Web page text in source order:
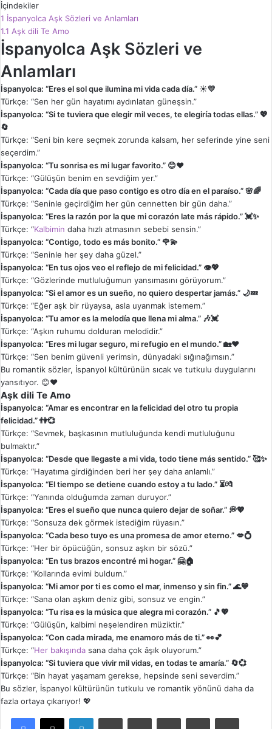
İçindekiler
1 İspanyolca Aşk Sözleri ve Anlamları
1.1 Aşk dili Te Amo
İspanyolca Aşk Sözleri ve
Anlamları
İspanyolca: “Eres el sol que ilumina mi vida cada día.” ☀️💛
Türkçe: “Sen her gün hayatımı aydınlatan güneşsin.”
İspanyolca: “Si te tuviera que elegir mil veces, te elegiría todas ellas.” 💖
🔄
Türkçe: “Seni bin kere seçmek zorunda kalsam, her seferinde yine seni
seçerdim.”
İspanyolca: “Tu sonrisa es mi lugar favorito.” 😊❤️
Türkçe: “Gülüşün benim en sevdiğim yer.”
İspanyolca: “Cada día que paso contigo es otro día en el paraíso.” 🌸🌈
Türkçe: “Seninle geçirdiğim her gün cennetten bir gün daha.”
İspanyolca: “Eres la razón por la que mi corazón late más rápido.” 💓✨
Türkçe: “Kalbimin daha hızlı atmasının sebebi sensin.”
İspanyolca: “Contigo, todo es más bonito.” 🌹💫
Türkçe: “Seninle her şey daha güzel.”
İspanyolca: “En tus ojos veo el reflejo de mi felicidad.” 👁️💖
Türkçe: “Gözlerinde mutluluğumun yansımasını görüyorum.”
İspanyolca: “Si el amor es un sueño, no quiero despertar jamás.” 🌙💤
Türkçe: “Eğer aşk bir rüyaysa, asla uyanmak istemem.”
İspanyolca: “Tu amor es la melodía que llena mi alma.” 🎶💓
Türkçe: “Aşkın ruhumu dolduran melodidir.”
İspanyolca: “Eres mi lugar seguro, mi refugio en el mundo.” 🏡❤️
Türkçe: “Sen benim güvenli yerimsin, dünyadaki sığınağımsın.”
Bu romantik sözler, İspanyol kültürünün sıcak ve tutkulu duygularını
yansıtıyor. 😊❤️
Aşk dili Te Amo
İspanyolca: “Amar es encontrar en la felicidad del otro tu propia
felicidad.” 👫💞
Türkçe: “Sevmek, başkasının mutluluğunda kendi mutluluğunu
bulmaktır.”
İspanyolca: “Desde que llegaste a mi vida, todo tiene más sentido.” 🥰✨
Türkçe: “Hayatıma girdiğinden beri her şey daha anlamlı.”
İspanyolca: “El tiempo se detiene cuando estoy a tu lado.” ⏳💏
Türkçe: “Yanında olduğumda zaman duruyor.”
İspanyolca: “Eres el sueño que nunca quiero dejar de soñar.” 💭💖
Türkçe: “Sonsuza dek görmek istediğim rüyasın.”
İspanyolca: “Cada beso tuyo es una promesa de amor eterno.” 💋💍
Türkçe: “Her bir öpücüğün, sonsuz aşkın bir sözü.”
İspanyolca: “En tus brazos encontré mi hogar.” 🤗🏠
Türkçe: “Kollarında evimi buldum.”
İspanyolca: “Mi amor por ti es como el mar, inmenso y sin fin.” 🌊💙
Türkçe: “Sana olan aşkım deniz gibi, sonsuz ve engin.”
İspanyolca: “Tu risa es la música que alegra mi corazón.” 🎵💖
Türkçe: “Gülüşün, kalbimi neşelendiren müziktir.”
İspanyolca: “Con cada mirada, me enamoro más de ti.” 👀💕
Türkçe: “Her bakışında sana daha çok âşık oluyorum.”
İspanyolca: “Si tuviera que vivir mil vidas, en todas te amaría.” 🔄💞
Türkçe: “Bin hayat yaşamam gerekse, hepsinde seni severdim.”
Bu sözler, İspanyol kültürünün tutkulu ve romantik yönünü daha da
fazla ortaya çıkarıyor! 💖